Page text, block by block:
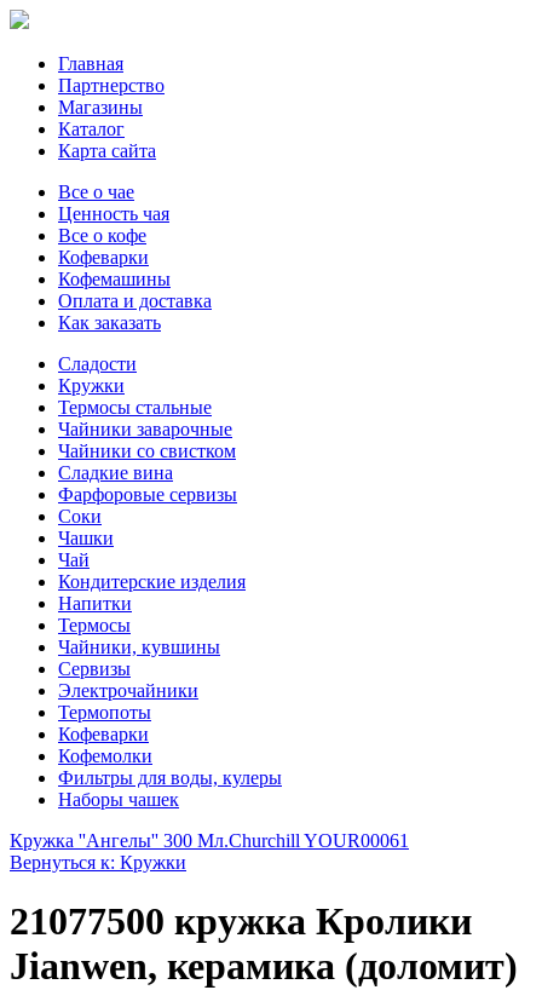
Главная
Партнерство
Магазины
Каталог
Карта сайта
Все о чае
Ценность чая
Все о кофе
Кофеварки
Кофемашины
Оплата и доставка
Как заказать
Сладости
Кружки
Термосы стальные
Чайники заварочные
Чайники со свистком
Сладкие вина
Фарфоровые сервизы
Соки
Чашки
Чай
Кондитерские изделия
Напитки
Термосы
Чайники, кувшины
Сервизы
Электрочайники
Термопоты
Кофеварки
Кофемолки
Фильтры для воды, кулеры
Наборы чашек
Кружка ''Ангелы'' 300 Мл.Churchill YOUR00061
Вернуться к: Кружки
21077500 кружка Кролики
Jianwen, керамика (доломит)